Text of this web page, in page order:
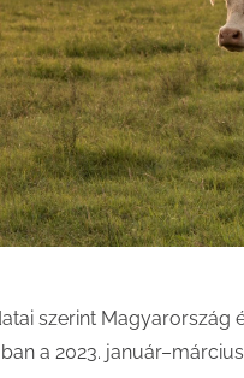
szerint Magyarország
a 2023.